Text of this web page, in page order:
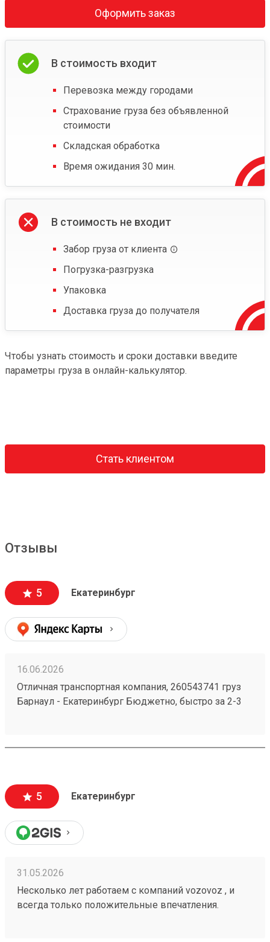
Оформить заказ
В стоимость входит
Перевозка между городами
Страхование груза без объявленной
стоимости
Складская обработка
Время ожидания 30 мин.
В стоимость не входит
Забор груза от клиента
Погрузка-разгрузка
Упаковка
Доставка груза до получателя
Чтобы узнать стоимость и сроки доставки введите
параметры груза в онлайн-калькулятор.
Стать клиентом
Отзывы
5 Екатеринбург
16.06.2026
Отличная транспортная компания, 260543741 груз
Барнаул - Екатеринбург Бюджетно, быстро за 2-3
плохого и неприятного момента не могу вспомнить.
5 Екатеринбург
31.05.2026
Несколько лет работаем с компаний vozovoz , и
всегда только положительные впечатления.